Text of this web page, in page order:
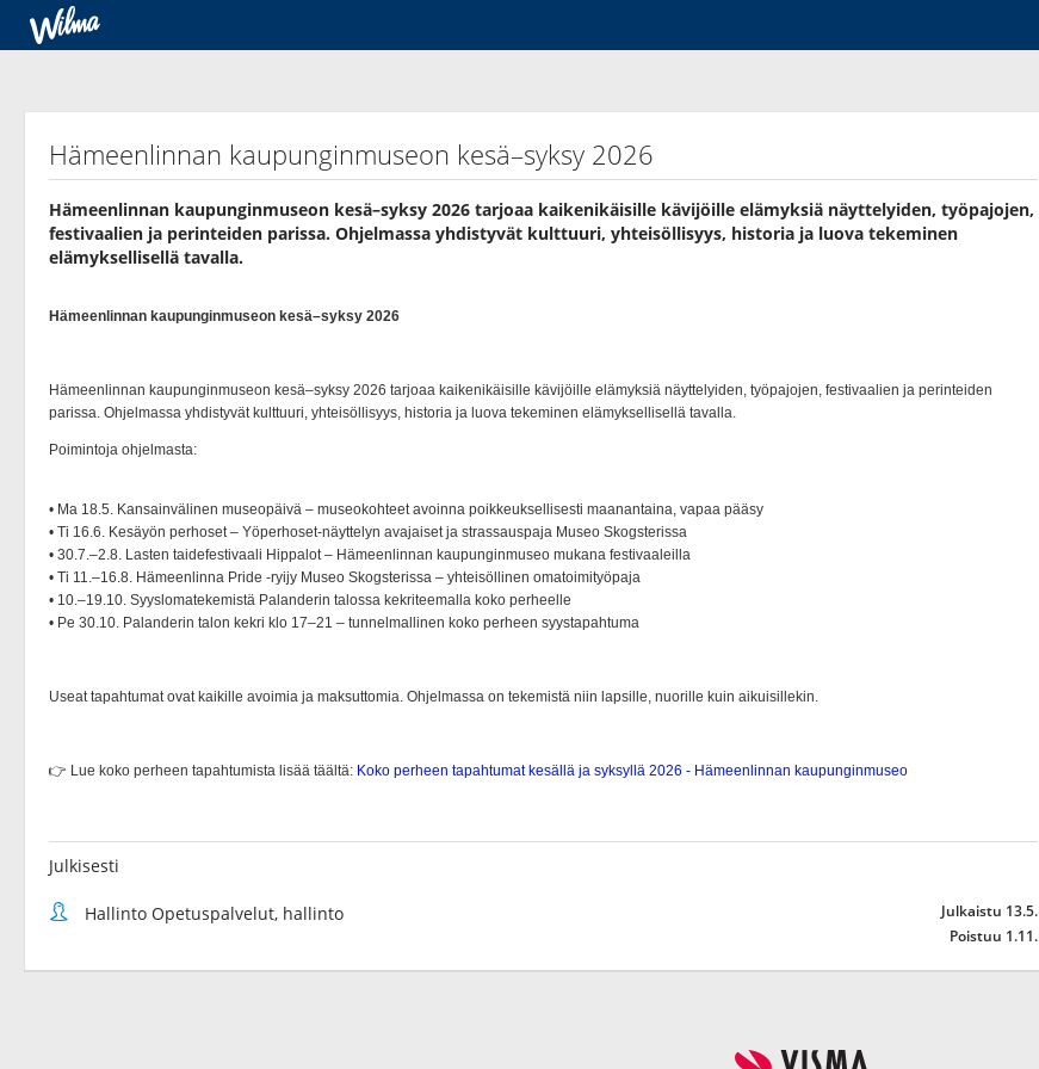
Hämeenlinnan kaupunginmuseon kesä–syksy 2026
Hämeenlinnan kaupunginmuseon kesä–syksy 2026 tarjoaa kaikenikäisille kävijöille elämyksiä näyttelyiden, työpajojen,
festivaalien ja perinteiden parissa. Ohjelmassa yhdistyvät kulttuuri, yhteisöllisyys, historia ja luova tekeminen
elämyksellisellä tavalla.
Julkisesti
Hallinto Opetuspalvelut, hallinto
Julkaistu 13.5.
Poistuu 1.11.